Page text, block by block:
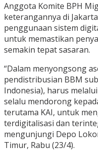
Anggota Komite BPH
keterangannya di
penggunaan sistem
untuk memastikan
semakin tepat sasaran.
“Dalam menyongsong
pendistribusian BBM
Indonesia), harus
selalu mendorong
terutama KAI, untuk
terdigitalisasi dan
mengunjungi Depo
Timur, Rabu (23/4).